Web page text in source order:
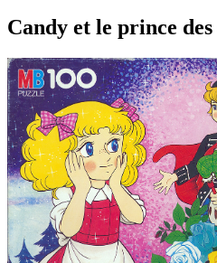
Candy et le prince